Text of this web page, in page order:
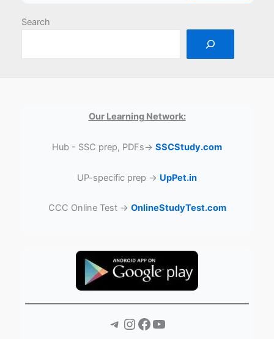
Search
Our Learning Network:
Hub - SSC prep, PDFs→ SSCStudy.com
UP-specific prep → UpPet.in
CCC Online Test → OnlineStudyTest.com
Telegram Instagram Facebook YouTube